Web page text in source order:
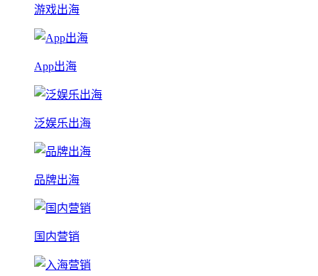
游戏出海
App出海
泛娱乐出海
品牌出海
国内营销